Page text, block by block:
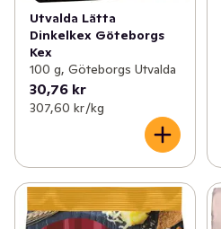
Utvalda Lätta
Dinkelkex Göteborgs
Kex
100 g, Göteborgs Utvalda
30,76 kr
307,60 kr /kg